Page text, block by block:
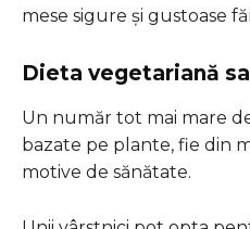
mese sigure și gustoase
Dieta vegetariană
Un număr tot mai mare
bazate pe plante, fie din
motive de sănătate.